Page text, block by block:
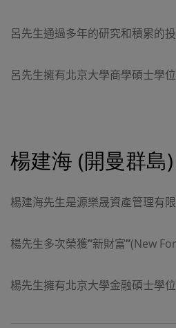
呂先生通過多年的研究和積累的
呂先生擁有北京大學商學碩士學
楊建海 (開曼群島)
楊建海先生是源樂晟資產管理有
楊先生多次榮獲”新財富”(New
楊先生擁有北京大學金融碩士學